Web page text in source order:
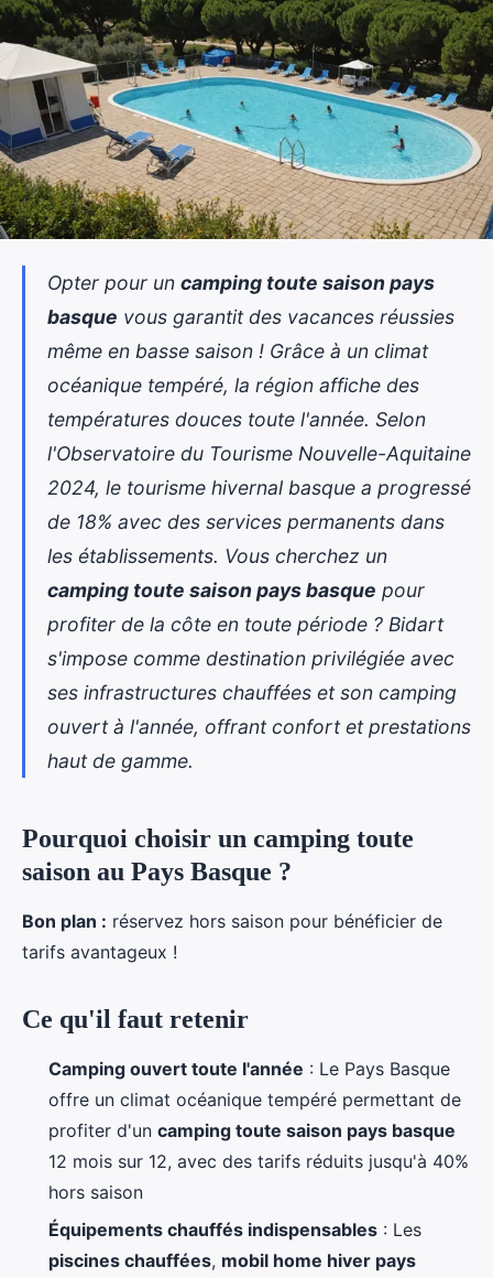
Opter pour un camping toute saison pays
basque vous garantit des vacances réussies
même en basse saison ! Grâce à un climat
océanique tempéré, la région affiche des
températures douces toute l'année. Selon
l'Observatoire du Tourisme Nouvelle-Aquitaine
2024, le tourisme hivernal basque a progressé
de 18% avec des services permanents dans
les établissements. Vous cherchez un
camping toute saison pays basque pour
profiter de la côte en toute période ? Bidart
s'impose comme destination privilégiée avec
ses infrastructures chauffées et son camping
ouvert à l'année, offrant confort et prestations
haut de gamme.
Pourquoi choisir un camping toute
saison au Pays Basque ?
Bon plan : réservez hors saison pour bénéficier de
tarifs avantageux !
Ce qu'il faut retenir
Camping ouvert toute l'année : Le Pays Basque
offre un climat océanique tempéré permettant de
profiter d'un camping toute saison pays basque
12 mois sur 12, avec des tarifs réduits jusqu'à 40%
hors saison
Équipements chauffés indispensables : Les
piscines chauffées, mobil home hiver pays